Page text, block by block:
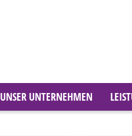
UNSER UNTERNEHMEN